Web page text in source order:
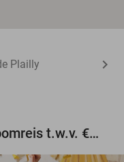
Plailly
Maak gratis kans op een droomreis t.w.v. €3.000!